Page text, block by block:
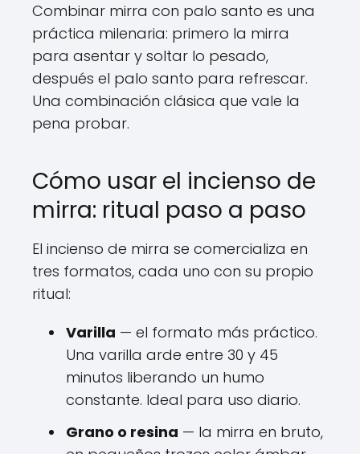
Combinar mirra con palo santo es una
práctica milenaria: primero la mirra
para asentar y soltar lo pesado,
después el palo santo para refrescar.
Una combinación clásica que vale la
pena probar.
Cómo usar el incienso de
mirra: ritual paso a paso
El incienso de mirra se comercializa en
tres formatos, cada uno con su propio
ritual:
Varilla — el formato más práctico.
Una varilla arde entre 30 y 45
minutos liberando un humo
constante. Ideal para uso diario.
Grano o resina — la mirra en bruto,